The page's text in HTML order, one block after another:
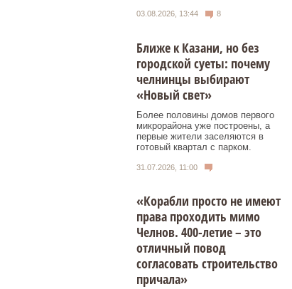
03.08.2026, 13:44 8
Ближе к Казани, но без
городской суеты: почему
челнинцы выбирают
«Новый свет»
Более половины домов первого
микрорайона уже построены, а
первые жители заселяются в
готовый квартал с парком.
31.07.2026, 11:00
«Корабли просто не имеют
права проходить мимо
Челнов. 400-летие – это
отличный повод
согласовать строительство
причала»